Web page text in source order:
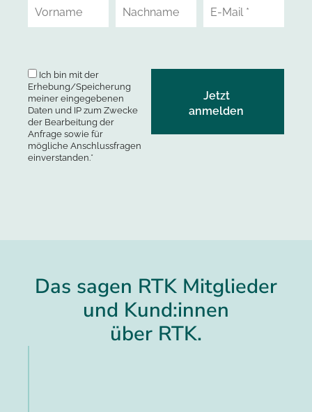
Ich bin mit der
Erhebung/Speicherung
meiner eingegebenen
Daten und IP zum Zwecke
der Bearbeitung der
Anfrage sowie für
mögliche Anschlussfragen
einverstanden.*
Das sagen RTK Mitglieder
und Kund:innen
über RTK.